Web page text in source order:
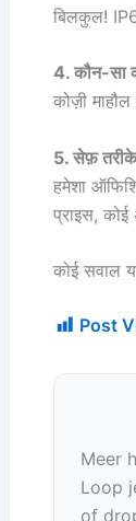
बिलकुल!
4. कौन-सा
कोज़ी
5. सेफ़
हमेशा
प्राइस, कोई
कोई सवाल
Post
Meer
Loop
of